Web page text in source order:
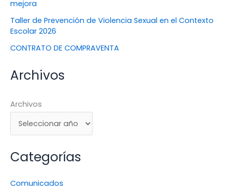
mejora
Taller de Prevención de Violencia Sexual en el Contexto
Escolar 2026
CONTRATO DE COMPRAVENTA
Archivos
Archivos
Categorías
Comunicados